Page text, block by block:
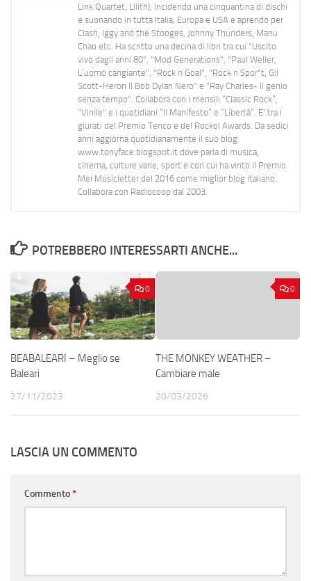
Link Quartet, Lilith), incidendo una cinquantina di dischi
e suonando in tutta Italia, Europa e USA e aprendo per
Clash, Iggy and the Stooges, Johnny Thunders, Manu
Chao etc. Ha scritto una decina di libri tra cui "Uscito
vivo dagli anni 80", "Mod Generations", "Paul Weller,
L’uomo cangiante", "Rock n Goal", "Rock n Spor"t, Gil
Scott-Heron Il Bob Dylan Nero" e "Ray Charles- Il genio
senza tempo". Collabora con i mensili “Classic Rock”,
"Vinile" e i quotidiani “Il Manifesto” e “Libertà”. E' tra i
giurati del Premio Tenco e del Rockol Awards. Da sedici
anni aggiorna quotidianamente il suo blog
www.tonyface.blogspot.it dove parla di musica,
cinema, culture varie, sport e con cui ha vinto il Premio
Mei Musicletter del 2016 come miglior blog italiano.
Collabora con Radiocoop dal 2003.
POTREBBERO INTERESSARTI ANCHE...
0
BEABALEARI – Meglio se
Baleari
27/11/2023
0
THE MONKEY WEATHER –
Cambiare male
20/03/2026
LASCIA UN COMMENTO
Commento*